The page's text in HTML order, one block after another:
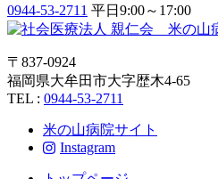
0944-53-2711 平日9:00～17:00
〒837-0924
福岡県大牟田市大字歴木4-65
TEL : 0944-53-2711
米の山病院サイト
Instagram